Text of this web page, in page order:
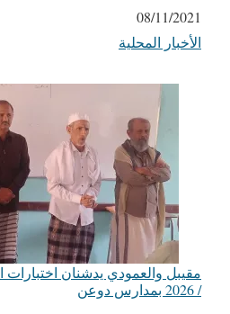
التاريخ
08/11/2021
في ما يتعلق بما يأتي
الأخبار المحلية
/ 2026 بمدارس دوعن